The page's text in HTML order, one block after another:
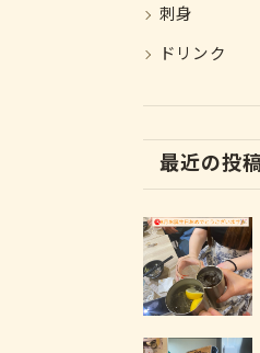
刺身
ドリンク
最近の投稿